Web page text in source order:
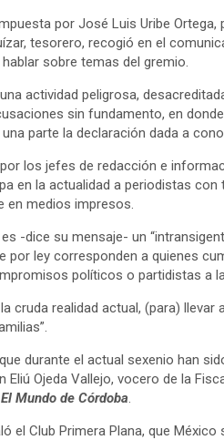
por José Luis Uribe
tesorero, recogió en el
sobre temas del gremio.
actividad peligrosa,
sin fundamento, en
una parte la declaración dada a
los jefes de redacción e
en la actualidad a periodistas
en medios impresos.
-dice su mensaje- un
por ley corresponden a quienes
políticos o partidistas a
la cruda realidad actual, (para)
durante el actual sexenio han
Ojeda Vallejo, vocero de la
El Mundo de Córdoba.
el Club Primera Plana, que